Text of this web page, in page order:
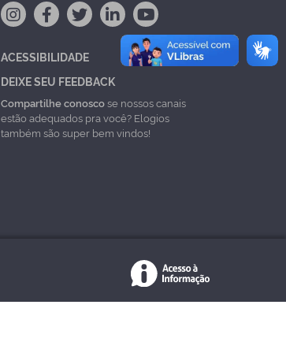
ACESSIBILIDADE
DEIXE SEU FEEDBACK
Compartilhe conoscose nossos canais
estão adequados pra você? Elogios
também são super bem vindos!